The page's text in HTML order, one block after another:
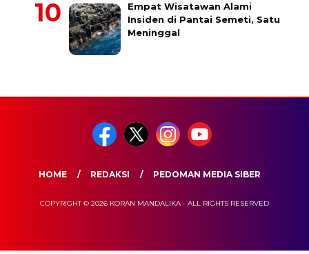
Empat Wisatawan Alami
Insiden di Pantai Semeti, Satu
Meninggal
HOME REDAKSI PEDOMAN MEDIA SIBER
COPYRIGHT © 2026 KORAN MANDALIKA - ALL RIGHTS RESERVED